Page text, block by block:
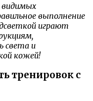
выполнение
играют
света и
кожей!
тренировок с